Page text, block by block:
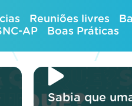
Reuniões livres
AP Boas Práticas
Sabia que